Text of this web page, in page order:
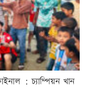
: চ্যাম্পিয়ন খান